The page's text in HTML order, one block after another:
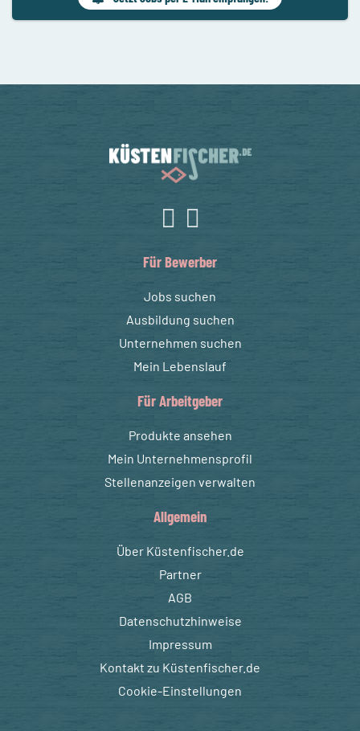
Für Bewerber
Jobs suchen
Ausbildung suchen
Unternehmen suchen
Mein Lebenslauf
Für Arbeitgeber
Produkte ansehen
Mein Unternehmensprofil
Stellenanzeigen verwalten
Allgemein
Über Küstenfischer.de
Partner
AGB
Datenschutzhinweise
Impressum
Kontakt zu Küstenfischer.de
Cookie-Einstellungen